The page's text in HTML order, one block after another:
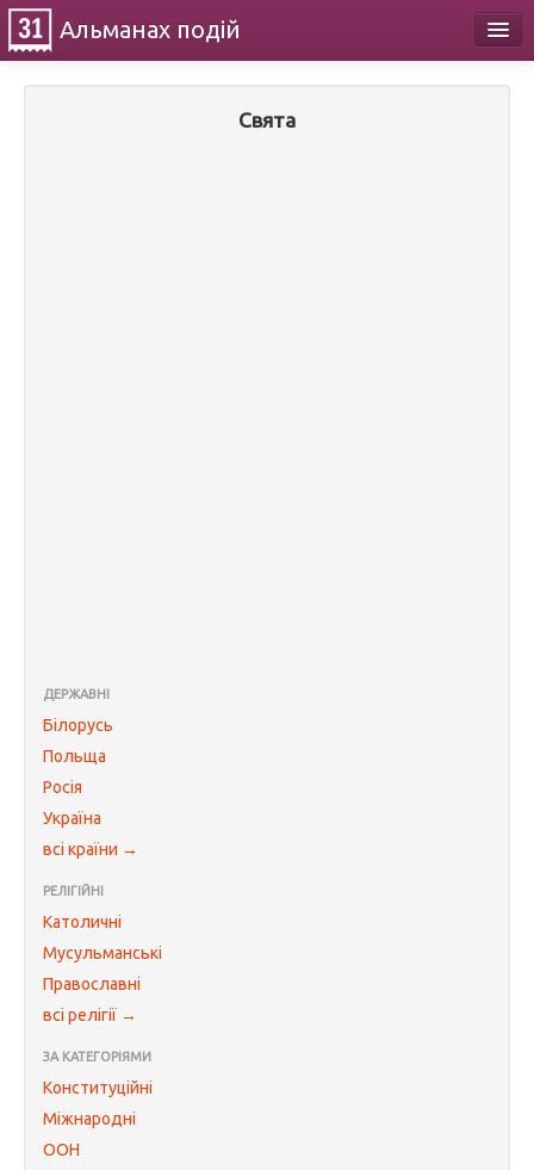
Альманах подій
Свята
ДЕРЖАВНІ
Білорусь
Польща
Росія
Україна
всі країни →
РЕЛІГІЙНІ
Католичні
Мусульманські
Православні
всі релігії →
ЗА КАТЕГОРІЯМИ
Конституційні
Міжнародні
ООН